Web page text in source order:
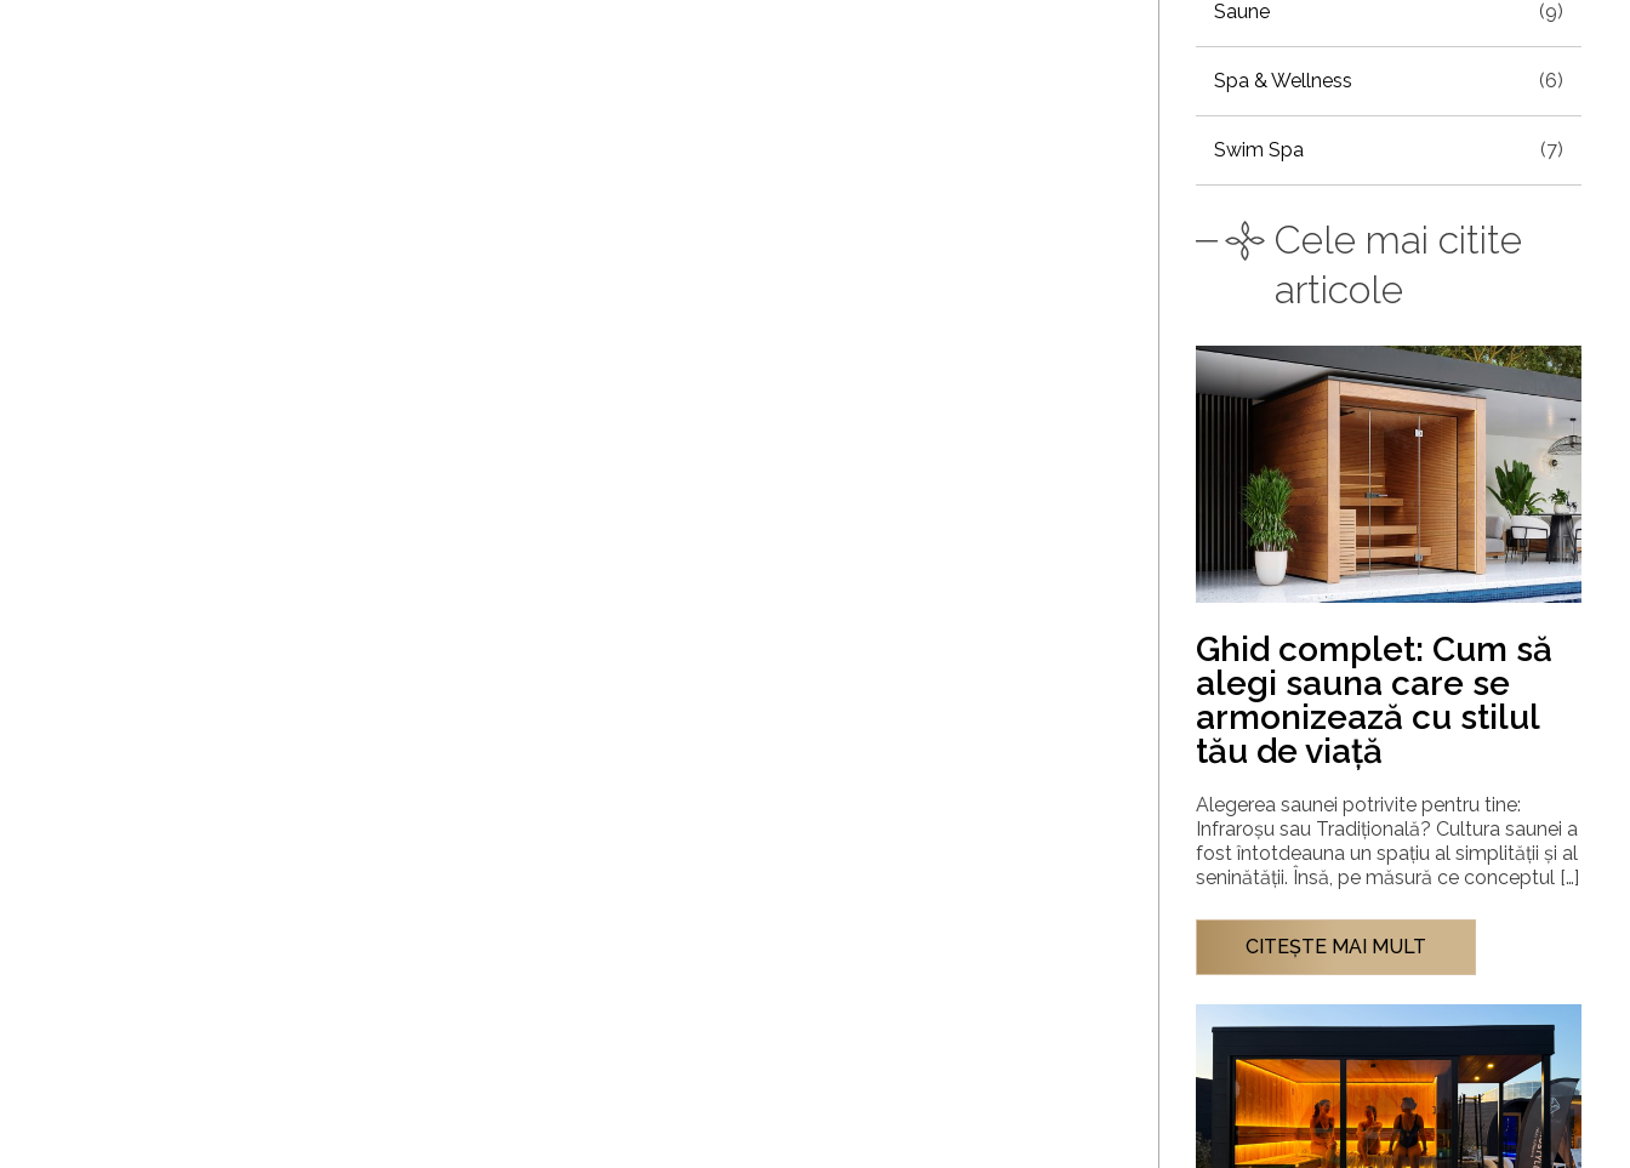
Saune (9)
Spa & Wellness (6)
Swim Spa (7)
Cele mai citite
articole
Ghid complet: Cum să
alegi sauna care se
armonizează cu stilul
tău de viață
Alegerea saunei potrivite pentru tine:
Infraroșu sau Tradițională? Cultura saunei a
fost întotdeauna un spațiu al simplității și al
seninătății. Însă, pe măsură ce conceptul […]
CITEŞTE MAI MULT